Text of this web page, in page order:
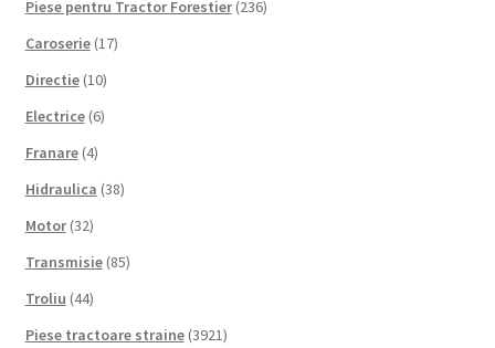
Piese pentru Tractor Forestier (236)
Caroserie (17)
Directie (10)
Electrice (6)
Franare (4)
Hidraulica (38)
Motor (32)
Transmisie (85)
Troliu (44)
Piese tractoare straine (3921)